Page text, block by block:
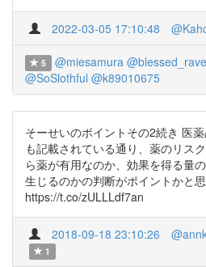
2022-03-05 17:10:48
5 @miesamura
@SoSlothful @k89010675
そーせいのポイントその2続き 医
も記載されている通り、薬のリス
ら薬が有用なのか、効果を得る量
生じるのかの判断がポイントかと思
https://t.co/zULLLdf7an
2018-09-18 23:10:26
1